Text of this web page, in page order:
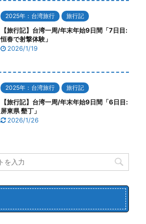
2025年：台湾旅行 旅行記
【旅行記】台湾一周/年末年始9日間「7日目:
恒春で射撃体験」
2026/1/19
2025年：台湾旅行 旅行記
【旅行記】台湾一周/年末年始9日間「6日目:
屏東県 墾丁」
2026/1/26